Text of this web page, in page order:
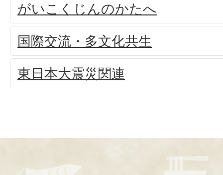
がいこくじんのかたへ
国際交流・多文化共生
東日本大震災関連